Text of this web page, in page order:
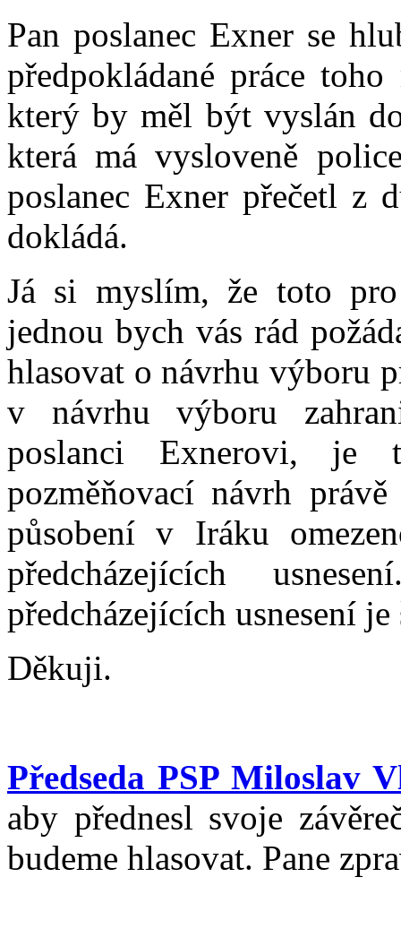
Pan poslanec Exner se
předpokládané práce
který by měl být vyslán
která má vysloveně
poslanec Exner přečetl z
dokládá.
Já si myslím, že toto
jednou bych vás rád
hlasovat o návrhu výboru
v návrhu výboru
poslanci Exnerovi, je
pozměňovací návrh
působení v Iráku
předcházejících
předcházejících usnesení
Děkuji.
Předseda PSP Miloslav
aby přednesl svoje
budeme hlasovat. Pane